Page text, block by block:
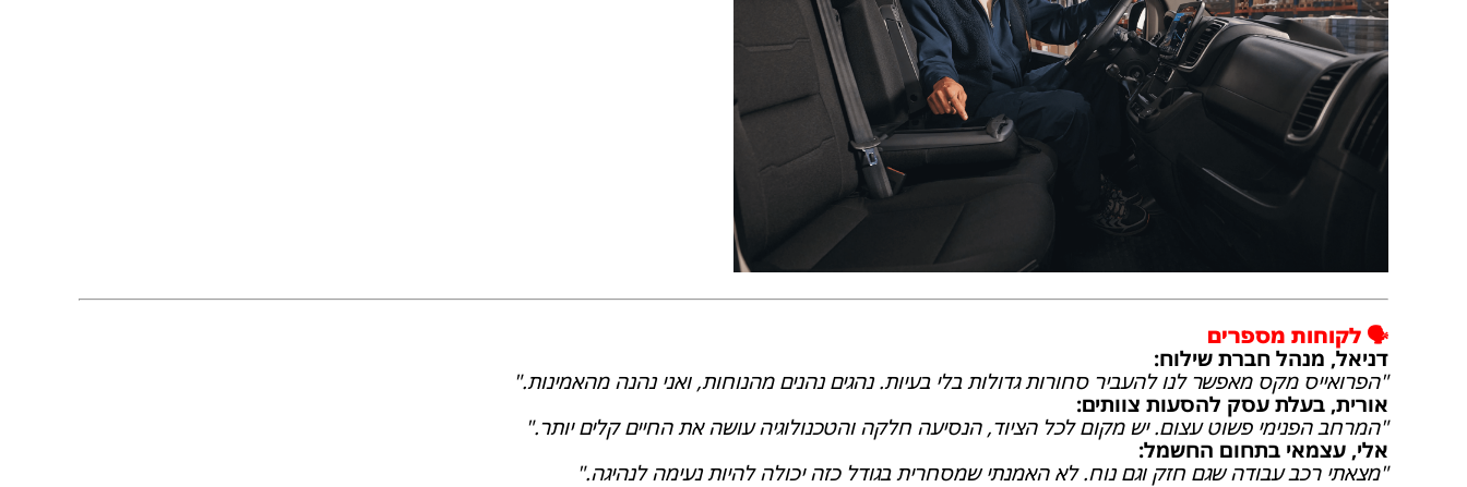
🗣️ לקוחות מספרים
דניאל, מנהל חברת שילוח:
"הפרואייס מקס מאפשר לנו להעביר סחורות גדולות בלי בעיות. נהגים נהנים מהנוחות, ואני נהנה מהאמינות."
אורית, בעלת עסק להסעות צוותים:
"המרחב הפנימי פשוט עצום. יש מקום לכל הציוד, הנסיעה חלקה והטכנולוגיה עושה את החיים קלים יותר."
אלי, עצמאי בתחום החשמל:
"מצאתי רכב עבודה שגם חזק וגם נוח. לא האמנתי שמסחרית בגודל כזה יכולה להיות נעימה לנהיגה."